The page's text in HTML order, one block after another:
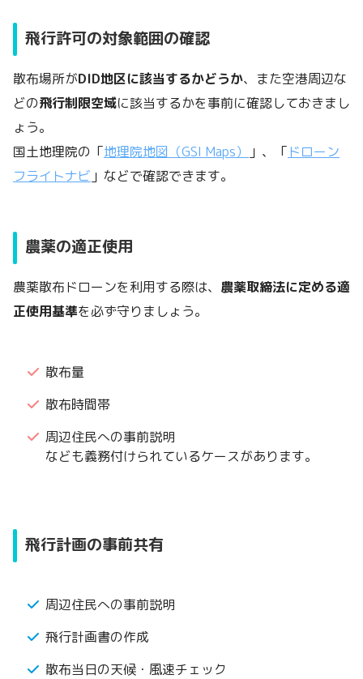
飛行許可の対象範囲の確認
散布場所がDID地区に該当するかどうか、また空港周辺な
どの飛行制限空域に該当するかを事前に確認しておきまし
ょう。
国土地理院の「地理院地図（GSI Maps） 」、「 ドローン
フライトナビ 」などで確認できます。
農薬の適正使用
農薬散布ドローンを利用する際は、 農薬取締法に定める適
正使用基準を必ず守りましょう。
散布量
散布時間帯
周辺住民への事前説明
なども義務付けられているケースがあります。
飛行計画の事前共有
周辺住民への事前説明
飛行計画書の作成
散布当日の天候・風速チェック